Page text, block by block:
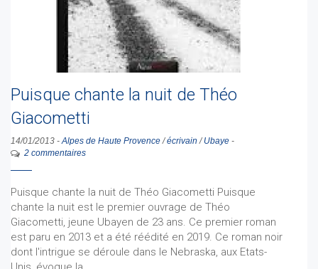
Puisque chante la nuit de Théo
Giacometti
14/01/2013 - Alpes de Haute Provence /écrivain / Ubaye -
2 commentaires
Puisque chante la nuit de Théo Giacometti Puisque
chante la nuit est le premier ouvrage de Théo
Giacometti, jeune Ubayen de 23 ans. Ce premier roman
est paru en 2013 et a été réédité en 2019. Ce roman noir
dont l'intrigue se déroule dans le Nebraska, aux Etats-